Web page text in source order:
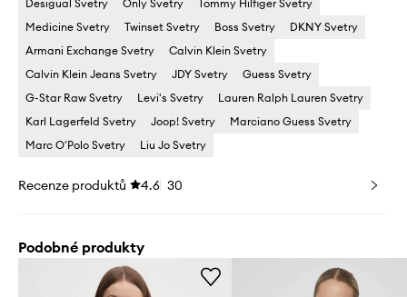
Desigual Svetry Only Svetry
Tommy Hilfiger Svetry
Medicine Svetry
Twinset Svetry Boss Svetry
DKNY Svetry
Armani Exchange Svetry
Calvin Klein Svetry
Calvin Klein Jeans Svetry
JDY Svetry
Guess Svetry
G-Star Raw Svetry
Levi's Svetry
Lauren Ralph Lauren Svetry
Karl Lagerfeld Svetry
Joop! Svetry
Marciano Guess Svetry
Marc O'Polo Svetry
Liu Jo Svetry
Recenze produktů 4.6 30
Podobné produkty